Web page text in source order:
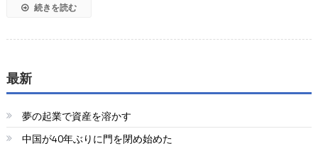
続きを読む
最新
夢の起業で資産を溶かす
中国が40年ぶりに門を閉め始めた